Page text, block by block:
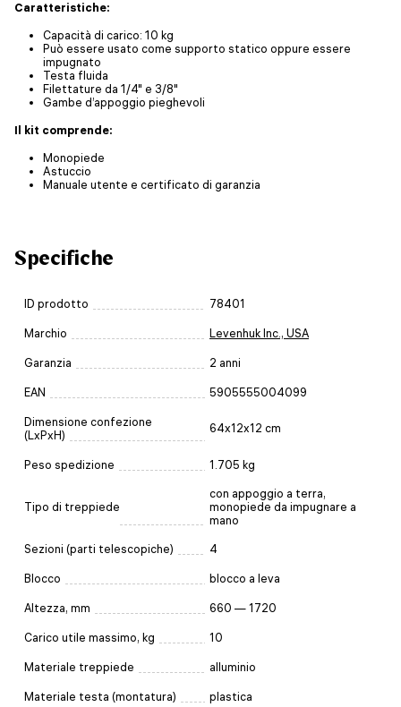
Caratteristiche:
Capacità di carico: 10 kg
Può essere usato come supporto statico oppure essere
impugnato
Testa fluida
Filettature da 1/4" e 3/8"
Gambe d’appoggio pieghevoli
Il kit comprende:
Monopiede
Astuccio
Manuale utente e certificato di garanzia
Specifiche
ID prodotto 78401
Marchio Levenhuk Inc., USA
Garanzia 2 anni
EAN 5905555004099
Dimensione confezione
(LxPxH)
64x12x12 cm
Peso spedizione 1.705 kg
Tipo di treppiede
con appoggio a terra,
monopiede da impugnare a
mano
Sezioni (parti telescopiche) 4
Blocco blocco a leva
Altezza, mm 660 — 1720
Carico utile massimo, kg 10
Materiale treppiede alluminio
Materiale testa (montatura) plastica